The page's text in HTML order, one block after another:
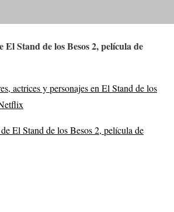
El Stand de los Besos 2, película de
actrices y personajes en El Stand de los
El Stand de los Besos 2, película de